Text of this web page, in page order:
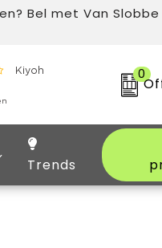
Bel met Van Slobbe
0
Trends